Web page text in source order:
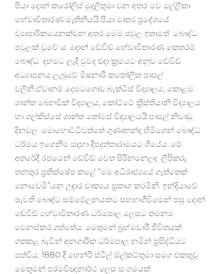
පියා දොන් කරෝලිස් මුදලිතුමා වන අතර මව මල්ලිකා
හේවාවිතාරණ මැතිනියයි.පියා මාතර ප්‍රදේශයේ
ව්‍යාපාරිකයෙනක්වන අතර මෙම පවුල ඉතාමත් බෞද්ධ
පවුලක් වූවේ ය. දොන් ඩේවිඩ් හේවාවිතාරණ කෙතරම්
බෞද්ධ දහමට ලැදි වුවද එදා ක්‍රමයට අනුව ඩේවිඩ්
අධ්‍යාපනය ලැබුවේ මිෂනාරී කතෝලික පාසල්
වලිනි.ඒවානම් දෙමටගොඩ බැක්ටිස් විද්‍යාලය, කොළඹ
ශාන්ත බෙනඩික් විද්‍යාලය, කෝට්ටේ ක්‍රිස්තියානි විද්‍යාලය
හා ගල්කිස්සේ ශාන්ත තෝමස් විද්‍යාලයයි.පාසල් නිවාඩු
දිනවල මොහොට්ටිවත්තේ ගුණානන්ද හිමිගෙන් බෞද්ධ
ධර්මය ඉගෙනීම සදහා දීපදුත්තාරාමයට ගියේය. මේ
අතරේදී රජයෙන් ඩේවිඩ් වෙත පිරිනමනලද ලිපිකරු
තනතුර ප්‍රතික්ෂේප කළේ “මම අධිරාජ්‍යයේ ගැත්තෙක්
නොවෙමි”යන උදාර වාක්‍යය ප්‍රකාශ කරමිනි. ඉන්දියාවේ
පැවති බෞද්ධ සම්මේලනයකට සහභාගීවීමෙන් පසු දොන්
ඩේවිඩ් හේවාවිතාරණ ධර්මපාල ලෙසට තමනම
වෙනස්කර ගත්තේය. මෙතුමන් බ්‍රහ්මචාරී ජීවිතයක්
ගතකළ බැවින් අනගාරික ධර්මපාල නමින් ප්‍රසිද්ධියට
පත්විය. 1880 දී හෙන්රී ස්ටීල් ඕල්කට්තුමා සමග එකතුවූ
මෙතුමන් පරමවිඥානාර්ථ ලෙස සංගමයක්